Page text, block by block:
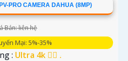
PRO CAMERA DAHUA (8MP)
Bán: liên hệ
Mại: 5%-35%
: Ultra 4k 👍🏾 .